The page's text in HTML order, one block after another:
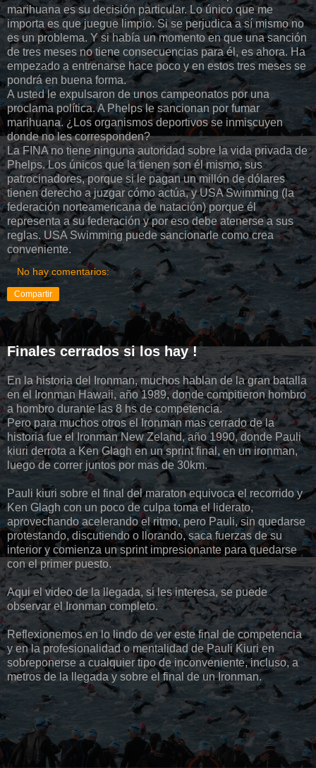
marihuana es su decisión particular. Lo único que me
importa es que juegue limpio. Si se perjudica a sí mismo no
es un problema. Y si había un momento en que una sanción
de tres meses no tiene consecuencias para él, es ahora. Ha
empezado a entrenarse hace poco y en estos tres meses se
pondrá en buena forma.
A usted le expulsaron de unos campeonatos por una
proclama política. A Phelps le sancionan por fumar
marihuana. ¿Los organismos deportivos se inmiscuyen
donde no les corresponden?
La FINA no tiene ninguna autoridad sobre la vida privada de
Phelps. Los únicos que la tienen son él mismo, sus
patrocinadores, porque si le pagan un millón de dólares
tienen derecho a juzgar cómo actúa, y USA Swimming (la
federación norteamericana de natación) porque él
representa a su federación y por eso debe atenerse a sus
reglas. USA Swimming puede sancionarle como crea
conveniente.
No hay comentarios:
Compartir
Finales cerrados si los hay !
En la historia del Ironman, muchos hablan de la gran batalla
en el Ironman Hawaii, año 1989, donde compitieron hombro
a hombro durante las 8 hs de competencia.
Pero para muchos otros el Ironman mas cerrado de la
historia fue el Ironman New Zeland, año 1990, donde Pauli
kiuri derrota a Ken Glagh en un sprint final, en un ironman,
luego de correr juntos por mas de 30km.
Pauli kiuri sobre el final del maraton equivoca el recorrido y
Ken Glagh con un poco de culpa toma el liderato,
aprovechando acelerando el ritmo, pero Pauli, sin quedarse
protestando, discutiendo o llorando, saca fuerzas de su
interior y comienza un sprint impresionante para quedarse
con el primer puesto.
Aqui el video de la llegada, si les interesa, se puede
observar el Ironman completo.
Reflexionemos en lo lindo de ver este final de competencia
y en la profesionalidad o mentalidad de Pauli Kiuri en
sobreponerse a cualquier tipo de inconveniente, incluso, a
metros de la llegada y sobre el final de un Ironman.